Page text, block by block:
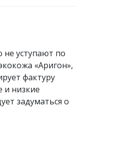
не уступают по
«Аригон»,
фактуру
и низкие
задуматься о